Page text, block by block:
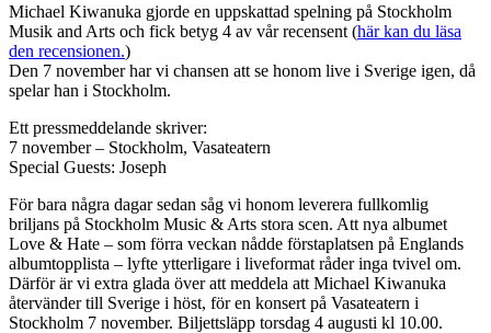
Michael Kiwanuka gjorde en uppskattad spelning på Stockholm
Musik and Arts och fick betyg 4 av vår recensent (här kan du läsa
den recensionen.)
Den 7 november har vi chansen att se honom live i Sverige igen, då
spelar han i Stockholm.
Ett pressmeddelande skriver:
7 november – Stockholm, Vasateatern
Special Guests: Joseph
För bara några dagar sedan såg vi honom leverera fullkomlig
briljans på Stockholm Music & Arts stora scen. Att nya albumet
Love & Hate – som förra veckan nådde förstaplatsen på Englands
albumtopplista – lyfte ytterligare i liveformat råder inga tvivel om.
Därför är vi extra glada över att meddela att Michael Kiwanuka
återvänder till Sverige i höst, för en konsert på Vasateatern i
Stockholm 7 november. Biljettsläpp torsdag 4 augusti kl 10.00.